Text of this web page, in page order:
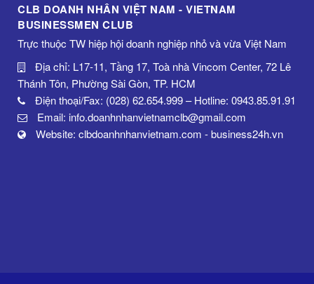
CLB DOANH NHÂN VIỆT NAM - VIETNAM
BUSINESSMEN CLUB
Trực thuộc TW hiệp hội doanh nghiệp nhỏ và vừa Việt Nam
Địa chỉ: L17-11, Tầng 17, Toà nhà Vincom Center, 72 Lê
Thánh Tôn, Phường Sài Gòn, TP. HCM
Điện thoại/Fax: (028) 62.654.999 – Hotline: 0943.85.91.91
Email: info.doanhnhanvietnamclb@gmail.com
Website: clbdoanhnhanvietnam.com - business24h.vn